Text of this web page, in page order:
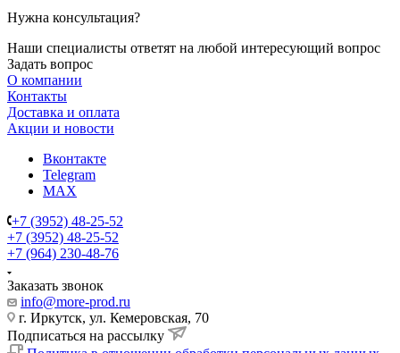
Нужна консультация?
Наши специалисты ответят на любой интересующий вопрос
Задать вопрос
О компании
Контакты
Доставка и оплата
Акции и новости
Вконтакте
Telegram
MAX
+7 (3952) 48-25-52
+7 (3952) 48-25-52
+7 (964) 230-48-76
Заказать звонок
info@more-prod.ru
г. Иркутск, ул. Кемеровская, 70
Подписаться на рассылку